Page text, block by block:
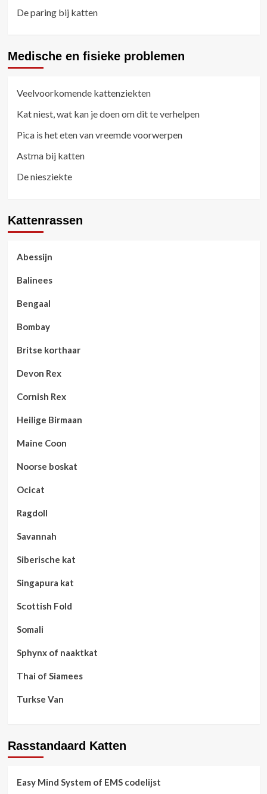
De paring bij katten
Medische en fisieke problemen
Veelvoorkomende kattenziekten
Kat niest, wat kan je doen om dit te verhelpen
Pica is het eten van vreemde voorwerpen
Astma bij katten
De niesziekte
Kattenrassen
Abessijn
Balinees
Bengaal
Bombay
Britse korthaar
Devon Rex
Cornish Rex
Heilige Birmaan
Maine Coon
Noorse boskat
Ocicat
Ragdoll
Savannah
Siberische kat
Singapura kat
Scottish Fold
Somali
Sphynx of naaktkat
Thai of Siamees
Turkse Van
Rasstandaard Katten
Easy Mind System of EMS codelijst